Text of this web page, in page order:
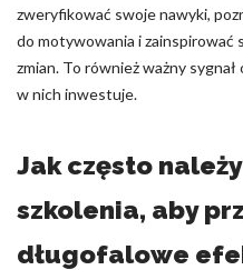
zweryfikować swoje nawyki,
do motywowania i zainspirować
zmian. To również ważny
w nich inwestuje.
Jak często
szkolenia, aby
długofalowe